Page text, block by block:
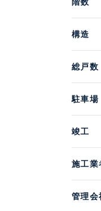
階数
構造
総戸数
駐車場
竣工
施工業
管理会